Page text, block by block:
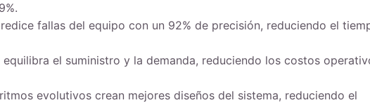
fallas del equipo con un 92% de precisión, reduciendo el
equilibra el suministro y la demanda, reduciendo los costos
evolutivos crean mejores diseños del sistema, reduciendo el